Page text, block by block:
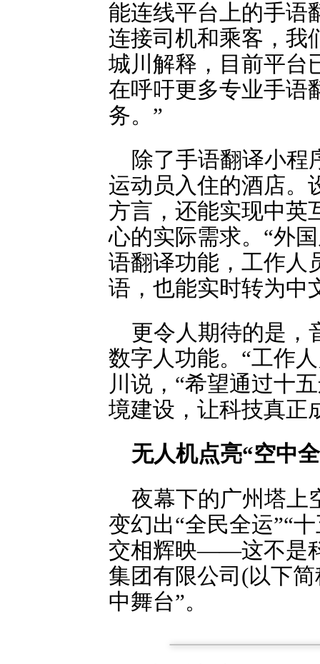
能连线平台上的手语
连接司机和乘客，我
城川解释，目前平台
在呼吁更多专业手语
务。”
除了手语翻译小程
运动员入住的酒店。
方言，还能实现中
心的实际需求。“外
语翻译功能，工作人
语，也能实时转为中
更令人期待的是，
数字人功能。“工作
川说，“希望通过十
境建设，让科技真正
无人机点亮“空中
夜幕下的广州塔上
变幻出“全民全运”“
交相辉映——这不是
集团有限公司(以下
中舞台”。